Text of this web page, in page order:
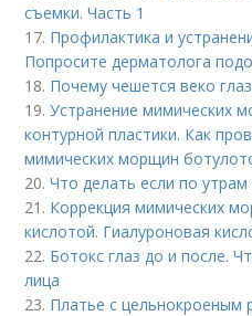
съемки. Часть 1
17. Профилактика и
Попросите дерматолога
18. Почему чешется веко
19.Устранение мимических
контурной пластики. Как
мимических морщин
20.Что делать если по
21. Коррекция мимических
кислотой. Гиалуроновая
22. Ботокс глаз до и после.
лица
23. Платье с цельнокроеным